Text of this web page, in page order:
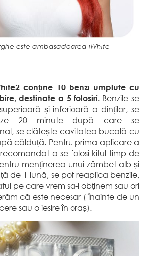
este ambasadoarea iWhite
conține 10 benzi umplute cu
destinate a 5 folosiri.Benzile se
și inferioară a dinților, se
20 minute după care se
se clătește cavitatea bucală cu
călduță. Pentru prima aplicare a
a se folosi kitul timp de
menținerea unui zâmbet alb și
de 1 lună, se pot reaplica benzile,
pe care vrem sa-l obținem sau ori
că este necesar ( înainte de un
sau o iesire în oraș).